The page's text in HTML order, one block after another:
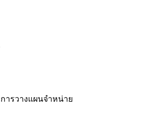
ารวางแผนจำหน่าย